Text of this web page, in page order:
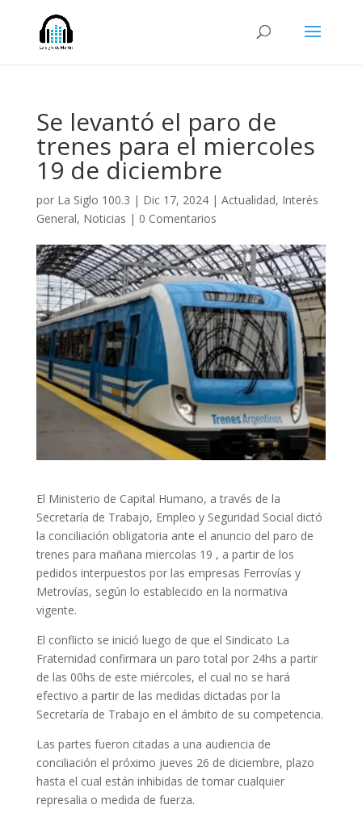
Se levantó el paro de
trenes para el miercoles
19 de diciembre
por La Siglo 100.3 | Dic 17, 2024| Actualidad, Interés
General, Noticias | 0 Comentarios
El Ministerio de Capital Humano, a través de la
Secretaría de Trabajo, Empleo y Seguridad Social dictó
la conciliación obligatoria ante el anuncio del paro de
trenes para mañana miercolas 19 , a partir de los
pedidos interpuestos por las empresas Ferrovías y
Metrovías, según lo establecido en la normativa
vigente.
El conflicto se inició luego de que el Sindicato La
Fraternidad confirmara un paro total por 24hs a partir
de las 00hs de este miércoles, el cual no se hará
efectivo a partir de las medidas dictadas por la
Secretaría de Trabajo en el ámbito de su competencia.
Las partes fueron citadas a una audiencia de
conciliación el próximo jueves 26 de diciembre, plazo
hasta el cual están inhibidas de tomar cualquier
represalia o medida de fuerza.